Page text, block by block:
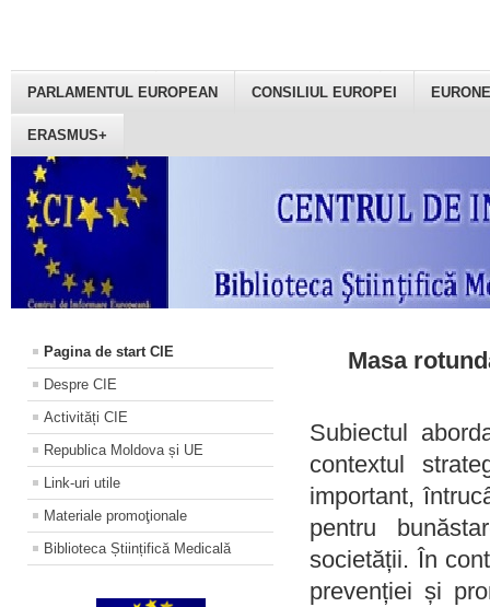
PARLAMENTUL EUROPEAN CONSILIUL EUROPEI
ERASMUS+
Pagina de start CIE
Despre CIE
Activități CIE
Republica Moldova și UE
Link-uri utile
Materiale promoţionale
Biblioteca Științifică Medicală
Masa
Subiectul
contextul
important,
pentru
societății. În
prevenției și